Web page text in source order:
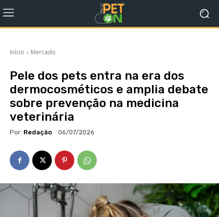
Início Mercado
Pele dos pets entra na era dos
dermocosméticos e amplia debate
sobre prevenção na medicina
veterinária
Por: Redação 06/07/2026